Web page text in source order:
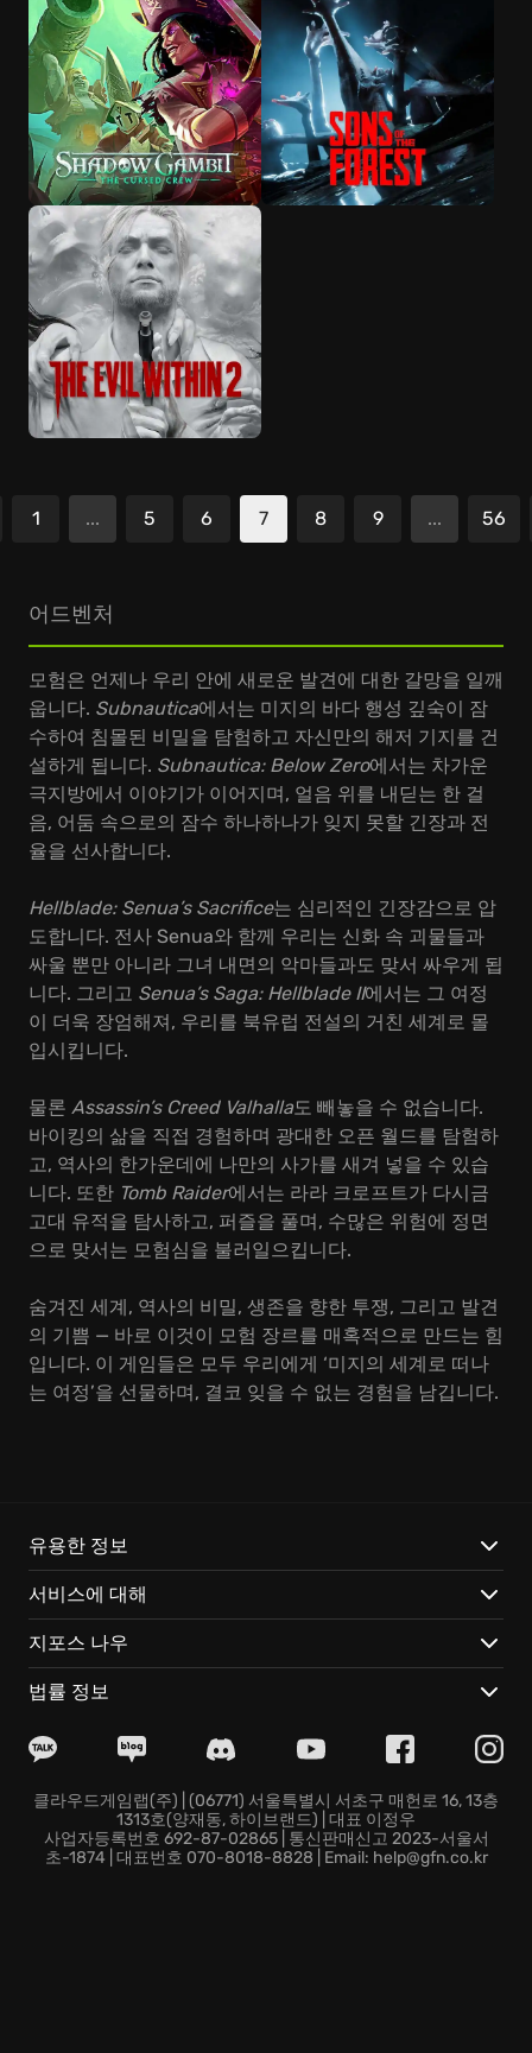
1 ... 5 6 7 8 9 ... 56
어드벤처
모험은 언제나 우리 안에 새로운 발견에 대한 갈망을 일깨
웁니다. Subnautica에서는 미지의 바다 행성 깊숙이 잠
수하여 침몰된 비밀을 탐험하고 자신만의 해저 기지를 건
설하게 됩니다. Subnautica: Below Zero에서는 차가운
극지방에서 이야기가 이어지며, 얼음 위를 내딛는 한 걸
음, 어둠 속으로의 잠수 하나하나가 잊지 못할 긴장과 전
율을 선사합니다.
Hellblade: Senua’s Sacrifice는 심리적인 긴장감으로 압
도합니다. 전사 Senua와 함께 우리는 신화 속 괴물들과
싸울 뿐만 아니라 그녀 내면의 악마들과도 맞서 싸우게 됩
니다. 그리고 Senua’s Saga: Hellblade II에서는 그 여정
이 더욱 장엄해져, 우리를 북유럽 전설의 거친 세계로 몰
입시킵니다.
물론 Assassin’s Creed Valhalla도 빼놓을 수 없습니다.
바이킹의 삶을 직접 경험하며 광대한 오픈 월드를 탐험하
고, 역사의 한가운데에 나만의 사가를 새겨 넣을 수 있습
니다. 또한 Tomb Raider에서는 라라 크로프트가 다시금
고대 유적을 탐사하고, 퍼즐을 풀며, 수많은 위험에 정면
으로 맞서는 모험심을 불러일으킵니다.
숨겨진 세계, 역사의 비밀, 생존을 향한 투쟁, 그리고 발견
의 기쁨 — 바로 이것이 모험 장르를 매혹적으로 만드는 힘
입니다. 이 게임들은 모두 우리에게 ‘미지의 세계로 떠나
는 여정’을 선물하며, 결코 잊을 수 없는 경험을 남깁니다.
유용한 정보
서비스에 대해
지포스 나우
법률 정보
클라우드게임랩(주) | (06771) 서울특별시 서초구 매헌로 16, 13층
1313호(양재동, 하이브랜드) | 대표 이정우
사업자등록번호 692-87-02865 | 통신판매신고 2023-서울서
초-1874 | 대표번호 070-8018-8828 | Email: help@gfn.co.kr